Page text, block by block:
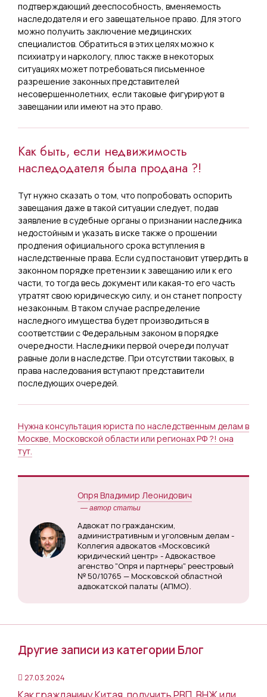
подтверждающий дееспособность, вменяемость
наследодателя и его завещательное право. Для этого
можно получить заключение медицинских
специалистов. Обратиться в этих целях можно к
психиатру и наркологу, плюс также в некоторых
ситуациях может потребоваться письменное
разрешение законных представителей
несовершеннолетних, если таковые фигурируют в
завещании или имеют на это право.
Как быть, если недвижимость
наследодателя была продана ?!
Тут нужно сказать о том, что попробовать оспорить
завещания даже в такой ситуации следует, подав
заявление в судебные органы о признании наследника
недостойным и указать в иске также о прошении
продления официального срока вступления в
наследственные права. Если суд постановит утвердить в
законном порядке претензии к завещанию или к его
части, то тогда весь документ или какая-то его часть
утратят свою юридическую силу, и он станет попросту
незаконным. В таком случае распределение
наследного имущества будет производиться в
соответствии с Федеральным законом в порядке
очередности. Наследники первой очереди получат
равные доли в наследстве. При отсутствии таковых, в
права наследования вступают представители
последующих очередей.
Нужна консультация юриста по наследственным делам в
Москве, Московской области или регионах РФ ?! она
тут.
Опря Владимир Леонидович
— автор статьи
Адвокат по гражданским,
административным и уголовным делам -
Коллегия адвокатов «Московсикй
юридический центр» - Адвокаствое
агенство "Опря и партнеры" реестровый
№ 50/10765 — Московской областной
адвокатской палаты (АПМО).
Другие записи из категории Блог
27.03.2024